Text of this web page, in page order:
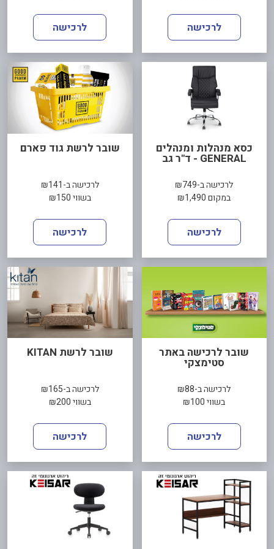
לרכישה לרכישה
כסא מנהלות ומנהלים
GENERAL - ד"ר גב
לרכישה ב-₪749
במקום ₪1,490
לרכישה
שובר לרשת גוד פארם
לרכישה ב-₪141
בשווי ₪150
לרכישה
שובר לרכישה באתר
סטימצקי
לרכישה ב-₪88
בשווי ₪100
לרכישה
שובר לרשת KITAN
לרכישה ב-₪165
בשווי ₪200
לרכישה